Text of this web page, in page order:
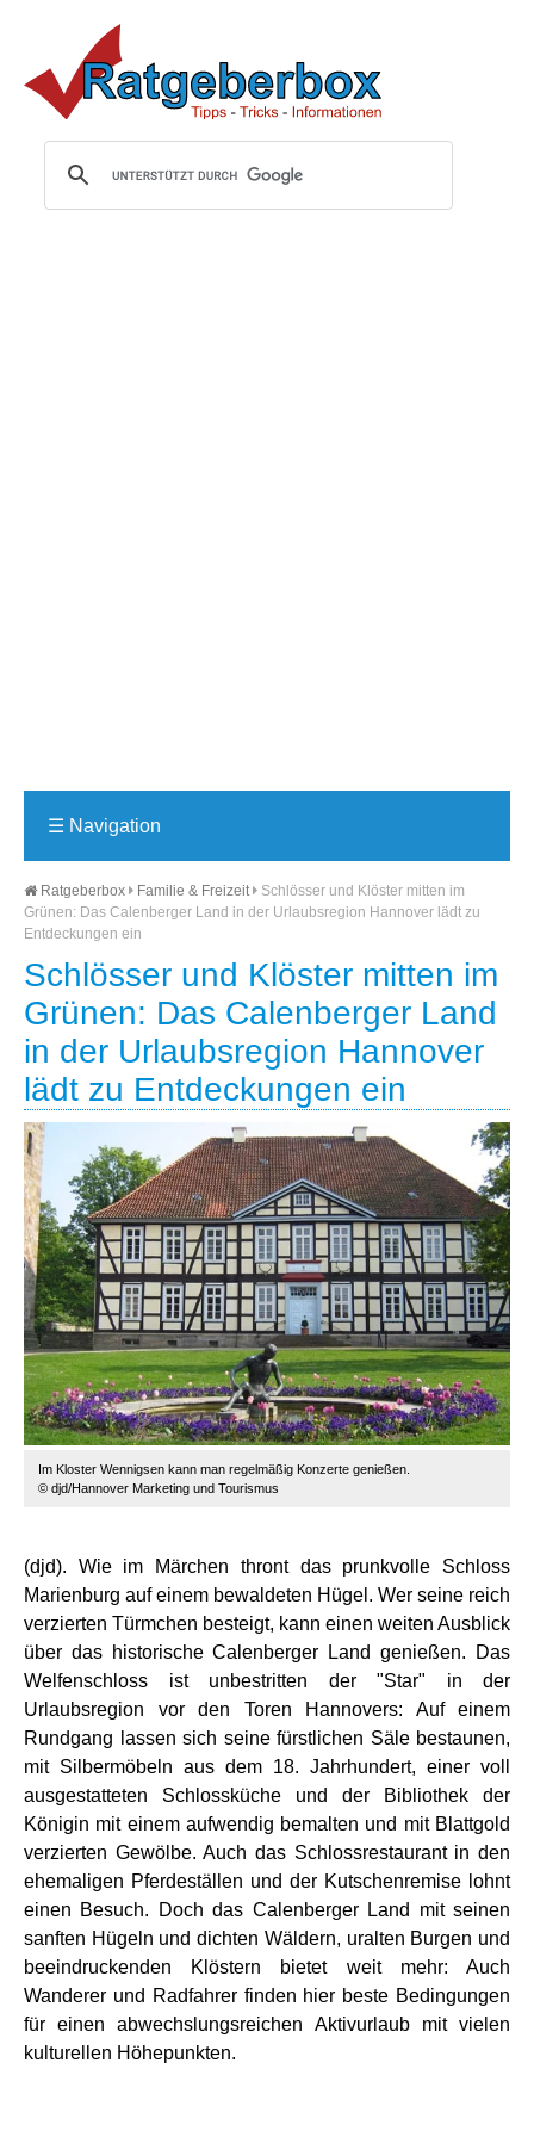
☰ Navigation
Ratgeberbox Familie & Freizeit
Schlösser und Klöster mitten im
Grünen: Das Calenberger Land in der Urlaubsregion Hannover lädt zu
Entdeckungen ein
Schlösser und Klöster mitten im
Grünen: Das Calenberger Land
in der Urlaubsregion Hannover
lädt zu Entdeckungen ein
Im Kloster Wennigsen kann man regelmäßig Konzerte genießen.
© djd/Hannover Marketing und Tourismus
(djd). Wie im Märchen thront das prunkvolle Schloss
Marienburg auf einem bewaldeten Hügel. Wer seine reich
verzierten Türmchen besteigt, kann einen weiten Ausblick
über das historische Calenberger Land genießen. Das
Welfenschloss ist unbestritten der "Star" in der
Urlaubsregion vor den Toren Hannovers: Auf einem
Rundgang lassen sich seine fürstlichen Säle bestaunen,
mit Silbermöbeln aus dem 18. Jahrhundert, einer voll
ausgestatteten Schlossküche und der Bibliothek der
Königin mit einem aufwendig bemalten und mit Blattgold
verzierten Gewölbe. Auch das Schlossrestaurant in den
ehemaligen Pferdeställen und der Kutschenremise lohnt
einen Besuch. Doch das Calenberger Land mit seinen
sanften Hügeln und dichten Wäldern, uralten Burgen und
beeindruckenden Klöstern bietet weit mehr: Auch
Wanderer und Radfahrer finden hier beste Bedingungen
für einen abwechslungsreichen Aktivurlaub mit vielen
kulturellen Höhepunkten.